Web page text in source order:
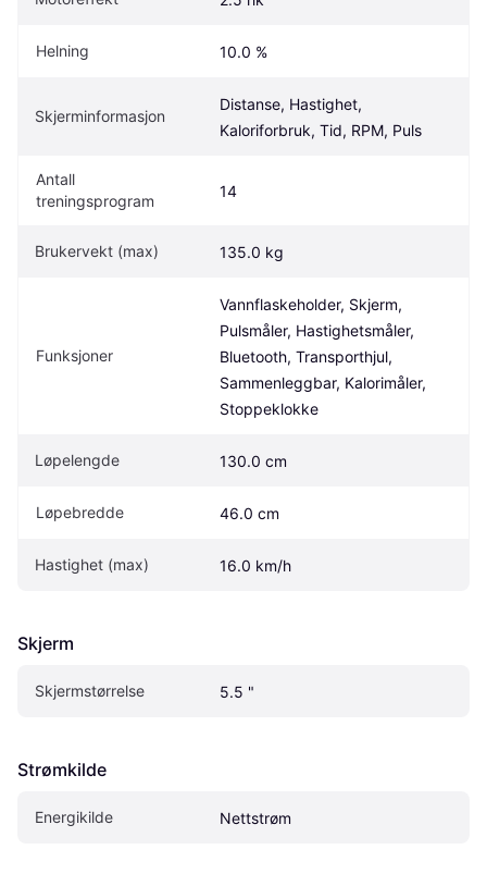
Helning 10.0 %
Skjerminformasjon
Distanse, Hastighet,
Kaloriforbruk, Tid, RPM, Puls
Antall
treningsprogram
14
Brukervekt (max) 135.0 kg
Funksjoner
Vannflaskeholder, Skjerm,
Pulsmåler, Hastighetsmåler,
Bluetooth, Transporthjul,
Sammenleggbar, Kalorimåler,
Stoppeklokke
Løpelengde 130.0 cm
Løpebredde 46.0 cm
Hastighet (max) 16.0 km/h
Skjerm
Skjermstørrelse 5.5 "
Strømkilde
Energikilde Nettstrøm